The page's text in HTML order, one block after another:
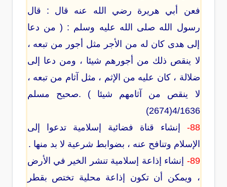
فعن أبي هريرة رضي الله عنه قال : قال
رسول الله صلى الله عليه وسلم : ( من دعا
إلى هدى كان له من الأجر مثل أجور من تبعه ،
لا ينقص ذلك من أجورهم شيئا ، ومن دعا إلى
ضلالة ، كان عليه من الإثم ، مثل آثام من تبعه ،
لا ينقص من آثامهم شيئا ) .صحيح مسلم
4/1636(2674)
88-
إنشاء قناة فضائية إسلامية تدعوا إلى
الإسلام وتنافح عنه ، بضوابط شرعية لا بد منها .
89-
إنشاء إذاعة إسلامية تنشر الخير في الأرض
، ويمكن أن تكون إذاعة محلية تختص بقطر